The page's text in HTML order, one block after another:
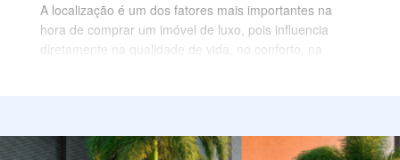
A localização é um dos fatores mais importantes na
hora de comprar um imóvel de luxo, pois influencia
diretamente na qualidade de vida, no conforto, na
levar em conta na hora de decidir onde morar ou